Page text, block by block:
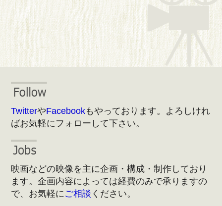
TwitterやFacebookもやっております。よろしけれ
ばお気軽にフォローして下さい。
映画などの映像を主に企画・構成・制作しており
ます。企画内容によっては経費のみで承りますの
で、お気軽に ご相談 ください。